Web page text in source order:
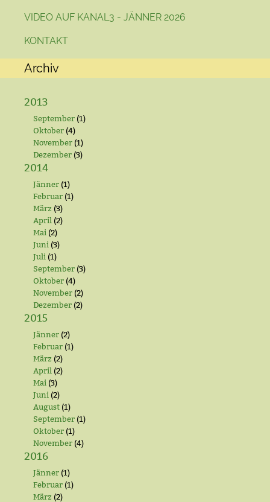
VIDEO AUF KANAL3 - JÄNNER 2026
KONTAKT
Archiv
2013
September (1)
Oktober (4)
November (1)
Dezember (3)
2014
Jänner (1)
Februar (1)
März (3)
April (2)
Mai (2)
Juni (3)
Juli (1)
September (3)
Oktober (4)
November (2)
Dezember (2)
2015
Jänner (2)
Februar (1)
März (2)
April (2)
Mai (3)
Juni (2)
August (1)
September (1)
Oktober (1)
November (4)
2016
Jänner (1)
Februar (1)
März (2)